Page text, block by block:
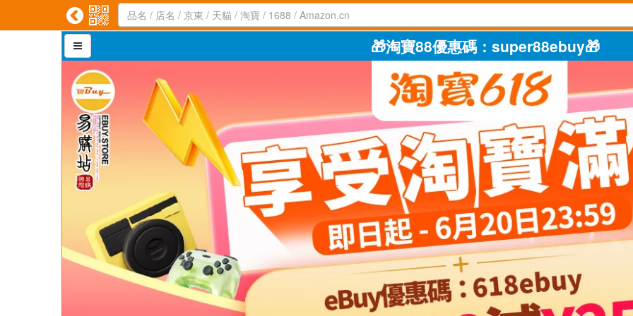
 
 🎁淘寶88優惠碼：super88ebuy🎁